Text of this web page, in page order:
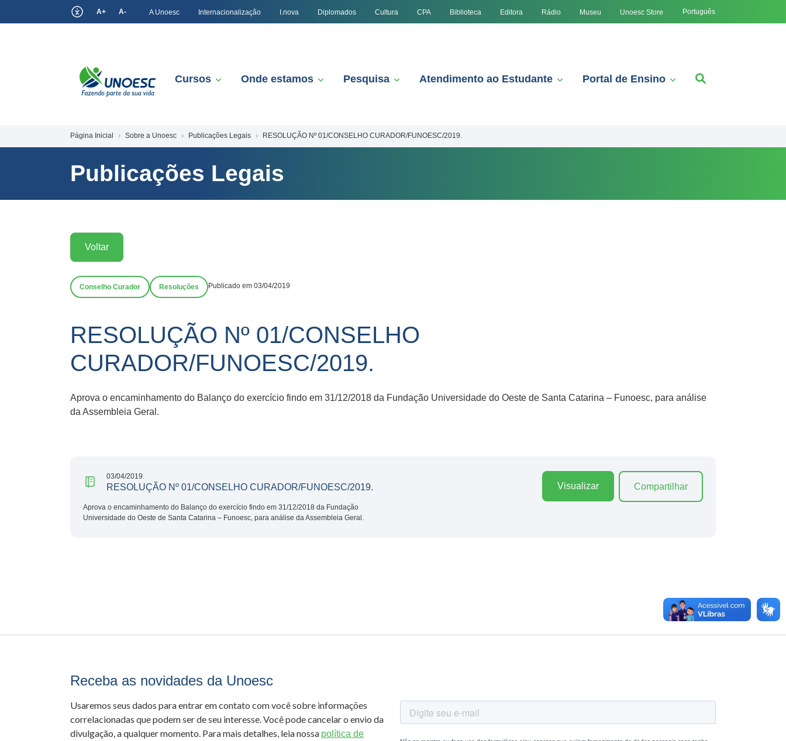
A+ A- A Unoesc Internacionalização I.nova Diplomados Cultura CPA Biblioteca Editora Rádio Museu Unoesc Store Português
Cursos Onde estamos Pesquisa Atendimento ao Estudante Portal de Ensino
Página Inicial Sobre a Unoesc Publicações Legais RESOLUÇÃO Nº 01/CONSELHO CURADOR/FUNOESC/2019.
Publicações Legais
Voltar
Conselho Curador Resoluções Publicado em 03/04/2019
RESOLUÇÃO Nº 01/CONSELHO
CURADOR/FUNOESC/2019.
Aprova o encaminhamento do Balanço do exercício findo em 31/12/2018 da Fundação Universidade do Oeste de Santa Catarina – Funoesc, para análise
da Assembleia Geral.
03/04/2019
RESOLUÇÃO Nº 01/CONSELHO CURADOR/FUNOESC/2019.
Aprova o encaminhamento do Balanço do exercício findo em 31/12/2018 da Fundação
Universidade do Oeste de Santa Catarina – Funoesc, para análise da Assembleia Geral.
Visualizar Compartilhar
Receba as novidades da Unoesc
Usaremos seus dados para entrar em contato com você sobre informações
correlacionadas que podem ser de seu interesse. Você pode cancelar o envio da
divulgação, a qualquer momento. Para mais detalhes, leia nossa política de